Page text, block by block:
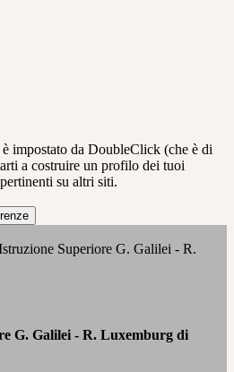
impostato da DoubleClick (che è di
a costruire un profilo dei tuoi
su altri siti.
Superiore G. Galilei - R.
G. Galilei - R. Luxemburg di